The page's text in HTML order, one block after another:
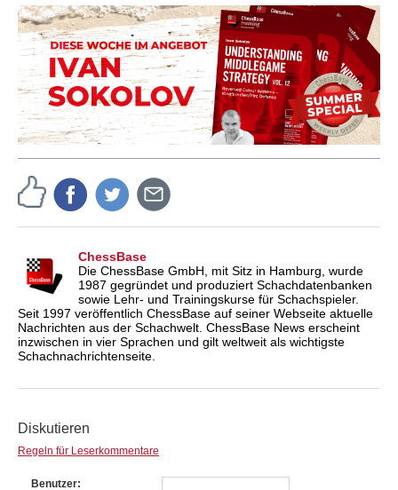
ChessBase
Die ChessBase GmbH, mit Sitz in Hamburg, wurde
1987 gegründet und produziert Schachdatenbanken
sowie Lehr- und Trainingskurse für Schachspieler.
Seit 1997 veröffentlich ChessBase auf seiner Webseite aktuelle
Nachrichten aus der Schachwelt. ChessBase News erscheint
inzwischen in vier Sprachen und gilt weltweit als wichtigste
Schachnachrichtenseite.
Diskutieren
Regeln für Leserkommentare
Benutzer